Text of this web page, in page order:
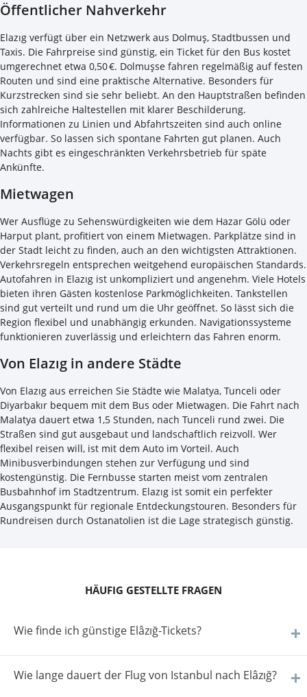
Öffentlicher Nahverkehr
Elazıg verfügt über ein Netzwerk aus Dolmuş, Stadtbussen und
Taxis. Die Fahrpreise sind günstig, ein Ticket für den Bus kostet
umgerechnet etwa 0,50 €. Dolmuşse fahren regelmäßig auf festen
Routen und sind eine praktische Alternative. Besonders für
Kurzstrecken sind sie sehr beliebt. An den Hauptstraßen befinden
sich zahlreiche Haltestellen mit klarer Beschilderung.
Informationen zu Linien und Abfahrtszeiten sind auch online
verfügbar. So lassen sich spontane Fahrten gut planen. Auch
Nachts gibt es eingeschränkten Verkehrsbetrieb für späte
Ankünfte.
Mietwagen
Wer Ausflüge zu Sehenswürdigkeiten wie dem Hazar Gölü oder
Harput plant, profitiert von einem Mietwagen. Parkplätze sind in
der Stadt leicht zu finden, auch an den wichtigsten Attraktionen.
Verkehrsregeln entsprechen weitgehend europäischen Standards.
Autofahren in Elazıg ist unkompliziert und angenehm. Viele Hotels
bieten ihren Gästen kostenlose Parkmöglichkeiten. Tankstellen
sind gut verteilt und rund um die Uhr geöffnet. So lässt sich die
Region flexibel und unabhängig erkunden. Navigationssysteme
funktionieren zuverlässig und erleichtern das Fahren enorm.
Von Elazıg in andere Städte
Von Elazıg aus erreichen Sie Städte wie Malatya, Tunceli oder
Diyarbakır bequem mit dem Bus oder Mietwagen. Die Fahrt nach
Malatya dauert etwa 1,5 Stunden, nach Tunceli rund zwei. Die
Straßen sind gut ausgebaut und landschaftlich reizvoll. Wer
flexibel reisen will, ist mit dem Auto im Vorteil. Auch
Minibusverbindungen stehen zur Verfügung und sind
kostengünstig. Die Fernbusse starten meist vom zentralen
Busbahnhof im Stadtzentrum. Elazıg ist somit ein perfekter
Ausgangspunkt für regionale Entdeckungstouren. Besonders für
Rundreisen durch Ostanatolien ist die Lage strategisch günstig.
HÄUFIG GESTELLTE FRAGEN
Wie finde ich günstige Elâzığ-Tickets?
Wie lange dauert der Flug von Istanbul nach Elâzığ?